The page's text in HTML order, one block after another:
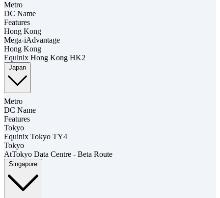
Metro
DC Name
Features
Hong Kong
Mega-iAdvantage
Hong Kong
Equinix Hong Kong HK2
Japan
Metro
DC Name
Features
Tokyo
Equinix Tokyo TY4
Tokyo
AtTokyo Data Centre - Beta Route
Singapore